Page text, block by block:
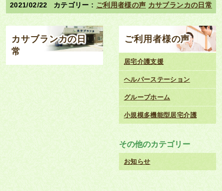
ご利用者様の声 カサブランカの日常
2021/02/22
カサブランカの日
常
ご利用者様の声
居宅介護支援
ヘルパーステーション
グループホーム
小規模多機能型居宅介護
その他のカテゴリー
お知らせ